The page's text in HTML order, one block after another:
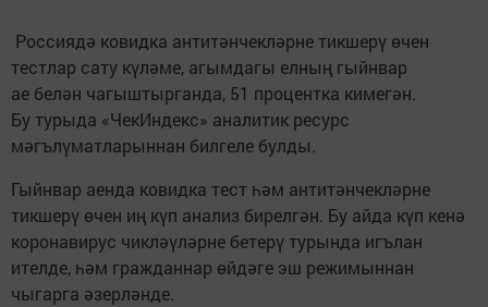
Россиядә ковидка антитәнчекләрне тикшерү өчен
тестлар сату күләме, агымдагы елның гыйнвар
ае белән чагыштырганда, 51 процентка кимегән.
Бу турыда «ЧекИндекс» аналитик ресурс
мәгълүматларыннан билгеле булды.
Гыйнвар аенда ковидка тест һәм антитәнчекләрне
тикшерү өчен иң күп анализ бирелгән. Бу айда күп кенә
коронавирус чикләүләрне бетерү турында игълан
ителде, һәм гражданнар өйдәге эш режимыннан
чыгарга әзерләнде.